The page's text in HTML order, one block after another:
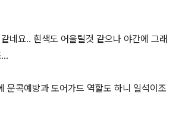
네요.. 흰색도 어울릴것 같으나 야간에 그래
문콕예방과 도어가드 역할도 하니 일석이조